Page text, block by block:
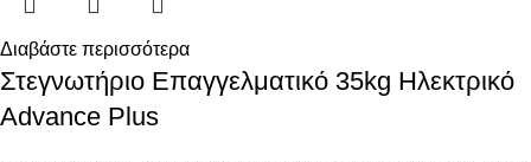
Διαβάστε περισσότερα
Στεγνωτήριο Επαγγελματικό 35kg Ηλεκτρικό
Advance Plus